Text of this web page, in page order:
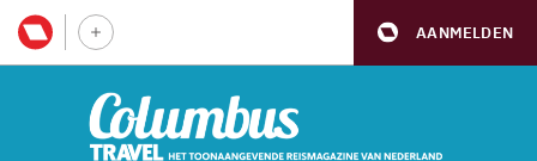
AANMELDEN